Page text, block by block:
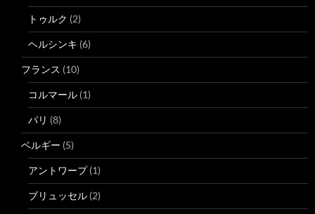
トゥルク (2)
ヘルシンキ (6)
フランス (10)
コルマール (1)
パリ (8)
ベルギー (5)
アントワープ(1)
ブリュッセル (2)